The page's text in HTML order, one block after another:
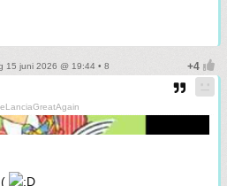
15 juni 2026 @ 19:44 • 8